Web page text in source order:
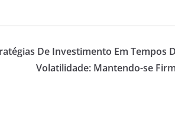
De Investimento Em Tempos
Volatilidade: Mantendo-se